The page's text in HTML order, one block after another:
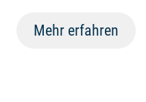
Mehr erfahren